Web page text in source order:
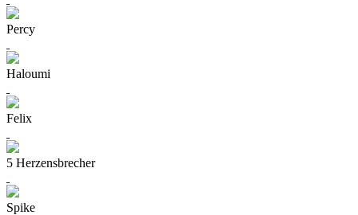
Percy
Haloumi
Felix
5 Herzensbrecher
Spike